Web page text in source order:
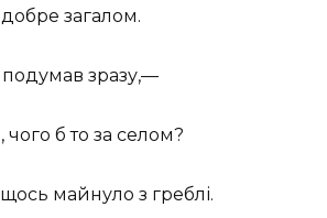
загалом.
подумав зразу,—
б то за селом?
майнуло з греблі.